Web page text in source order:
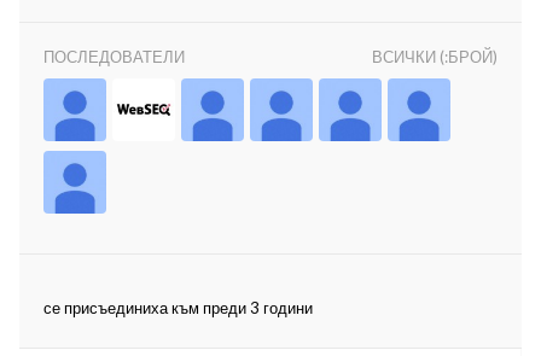
ПОСЛЕДОВАТЕЛИ ВСИЧКИ (:БРОЙ)
се присъединиха към преди 3 години